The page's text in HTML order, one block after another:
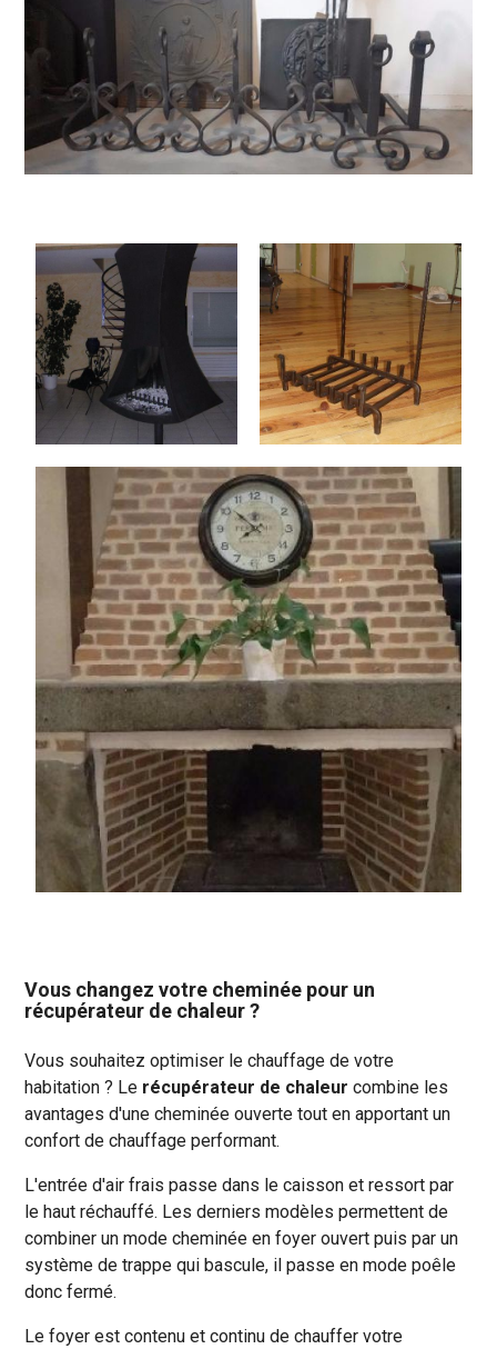
Vous changez votre cheminée pour un
récupérateur de chaleur ?
Vous souhaitez optimiser le chauffage de votre
habitation ? Le récupérateur de chaleur combine les
avantages d'une cheminée ouverte tout en apportant un
confort de chauffage performant.
L'entrée d'air frais passe dans le caisson et ressort par
le haut réchauffé. Les derniers modèles permettent de
combiner un mode cheminée en foyer ouvert puis par un
système de trappe qui bascule, il passe en mode poêle
donc fermé.
Le foyer est contenu et continu de chauffer votre